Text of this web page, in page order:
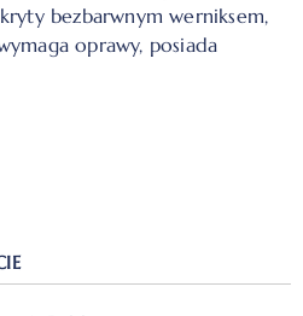
bezbarwnym werniksem,
oprawy, posiada